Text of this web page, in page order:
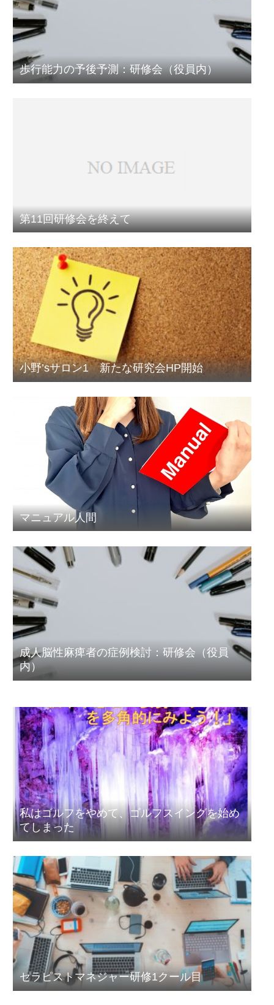
歩行能力の予後予測：研修会（役員内）
第11回研修会を終えて
小野’sサロン1 新たな研究会HP開始
マニュアル人間
成人脳性麻痺者の症例検討：研修会（役員
内）
私はゴルフをやめて、ゴルフスイングを始め
てしまった
セラピストマネジャー研修1クール目